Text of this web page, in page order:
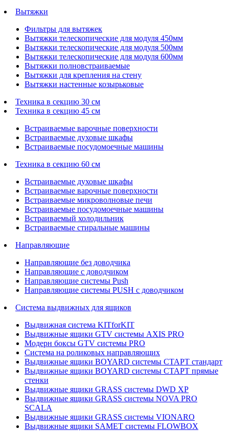
Вытяжки
Фильтры для вытяжек
Вытяжки телескопические для модуля 450мм
Вытяжки телескопические для модуля 500мм
Вытяжки телескопические для модуля 600мм
Вытяжки полновстраиваемые
Вытяжки для крепления на стену
Вытяжки настенные козырьковые
Техника в секцию 30 см
Техника в секцию 45 см
Встраиваемые варочные поверхности
Встраиваемые духовые шкафы
Встраиваемые посудомоечные машины
Техника в секцию 60 см
Встраиваемые духовые шкафы
Встраиваемые варочные поверхности
Встраиваемые микроволновые печи
Встраиваемые посудомоечные машины
Встраиваемый холодильник
Встраиваемые стиральные машины
Направляющие
Направляющие без доводчика
Направляющие с доводчиком
Направляющие системы Push
Направляющие системы PUSH с доводчиком
Система выдвижных для ящиков
Выдвижная система KITforKIT
Выдвижные ящики GTV системы AXIS PRO
Модерн боксы GTV системы PRO
Система на роликовых направляющих
Выдвижные ящики BOYARD системы СТАРТ стандарт
Выдвижные ящики BOYARD системы СТАРТ прямые
стенки
Выдвижные ящики GRASS системы DWD XP
Выдвижные ящики GRASS системы NOVA PRO
SCALA
Выдвижные ящики GRASS системы VIONARO
Выдвижные ящики SAMET системы FLOWBOX